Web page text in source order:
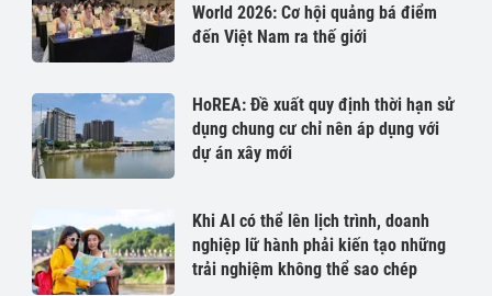
World 2026: Cơ hội quảng bá điểm
đến Việt Nam ra thế giới
HoREA: Đề xuất quy định thời hạn sử
dụng chung cư chỉ nên áp dụng với
dự án xây mới
Khi AI có thể lên lịch trình, doanh
nghiệp lữ hành phải kiến tạo những
trải nghiệm không thể sao chép